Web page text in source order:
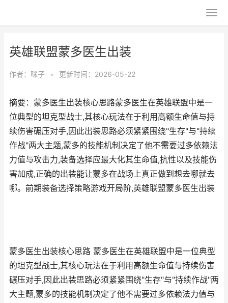
英雄联盟蒙多医生出装
作者： 咪子 • 更新时间：2026-05-22
摘要：蒙多医生出装核心思路蒙多医生在英雄联盟中是一
位典型的坦克型战士,其核心玩法在于利用高额生命值与持
续伤害碾压对手,因此出装思路必须紧紧围绕"生存"与"持续
作战"两大主题,蒙多的技能机制决定了他不需要过多依赖法
力值与攻击力,装备选择应最大化其生命值,抗性以及技能伤
害加成,正确的出装能让蒙多在战场上真正做到想去哪就去
哪。前期装备选择策略游戏开局阶,英雄联盟蒙多医生出装
蒙多医生出装核心思路 蒙多医生在英雄联盟中是一位典型
的坦克型战士,其核心玩法在于利用高额生命值与持续伤害
碾压对手,因此出装思路必须紧紧围绕"生存"与"持续作战"两
大主题,蒙多的技能机制决定了他不需要过多依赖法力值与